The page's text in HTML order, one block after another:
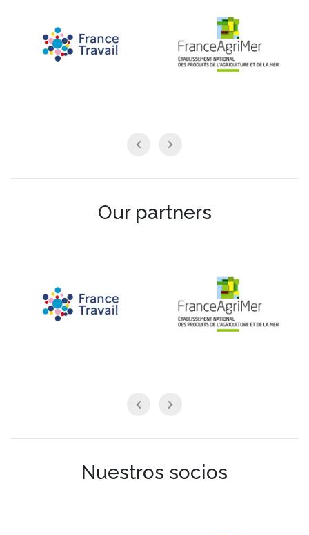
Our partners
Nuestros socios